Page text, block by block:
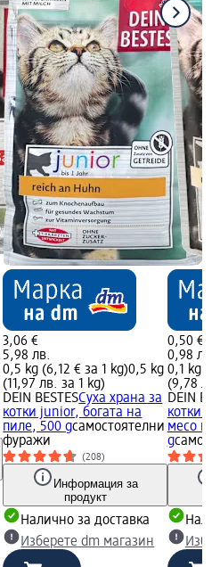
3,06 €
5,98 лв.
0,5 kg (6,12 € за 1 kg)0,5 kg
(11,97 лв. за 1 kg)
DEIN BESTESСуха храна за
котки junior, богата на
пиле, 500 gсамостоятелни
фуражи
(208)
Информация за
продукт
Налично за доставка
Изберете dm магазин
0,50 €
0,98 лв.
0,1 kg
(9,78
DEIN
котки
месо в
g